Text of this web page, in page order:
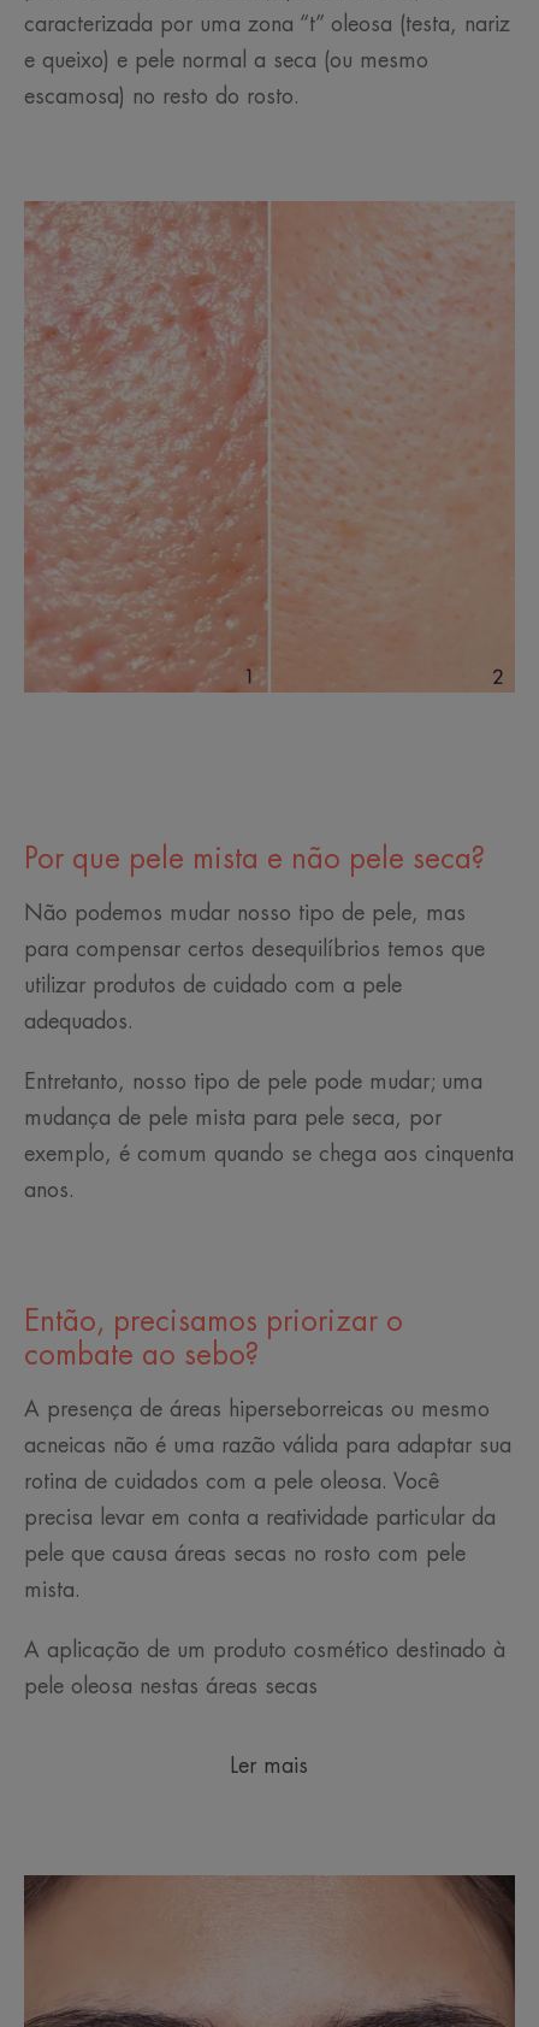
caracterizada por uma zona “t” oleosa (testa, nariz
e queixo) e pele normal a seca (ou mesmo
escamosa) no resto do rosto.
Por que pele mista e não pele seca?
Não podemos mudar nosso tipo de pele, mas
para compensar certos desequilíbrios temos que
utilizar produtos de cuidado com a pele
adequados.
Entretanto, nosso tipo de pele pode mudar; uma
mudança de pele mista para pele seca, por
exemplo, é comum quando se chega aos cinquenta
anos.
Então, precisamos priorizar o
combate ao sebo?
A presença de áreas hiperseborreicas ou mesmo
acneicas não é uma razão válida para adaptar sua
rotina de cuidados com a pele oleosa. Você
precisa levar em conta a reatividade particular da
pele que causa áreas secas no rosto com pele
mista.
A aplicação de um produto cosmético destinado à
pele oleosa nestas áreas secas
Ler mais